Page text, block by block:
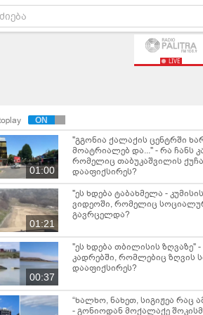
LIVE
01:00
"გგონია ქალაქის ცენტრში
მოატრიალებ და..." - რა ჩანს
რომელიც თაბუკაშვილის
დააფიქსირეს?
01:21
"ეს ხდება ტაბახმელა -
ვიდეოში, რომელიც
გავრცელდა?
00:37
"ეს ხდება თბილისის ზღვაზე" -
კადრებში, რომლებიც ზღვის
დააფიქსირეს?
“ხალხო, ნახეთ, სიგიჟეა რაც
- გონიოდან მოქალაქე